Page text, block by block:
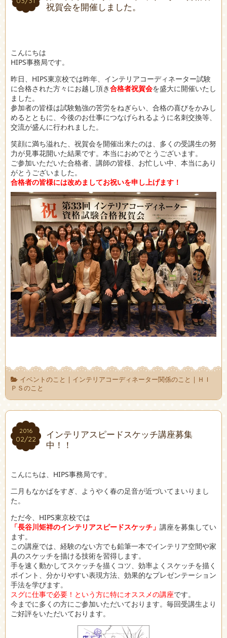
祝賀会を開催しました。
こんにちは
HIPS事務局です。
昨日、HIPS東京校では昨年、インテリアコーディネーター試験
に合格された方々にお越し頂き合格者祝賀会を盛大に開催いたし
ました。
参加者の皆様は試験勉強の苦労をねぎらい、合格の喜びをかみし
めるとともに、今後のお仕事につなげられるように名刺交換等、
交流が盛んに行われました。
笑顔に満ち溢れた、祝賀会を開催出来たのは、多くの受講生の努
力が見事花開いた結果です。本当におめでとうございます。
ご参加いただいた合格者、講師の皆様、お忙しい中、本当にあり
がとうございました。
合格者の皆様には改めましてお祝いを申し上げます！
イベントのこと | インテリアコーディネーター関係のこと | ＨＩ
ＰＳのこと
2016
02/22
2016
02/22
インテリアスピードスケッチ講座募集
中！！
こんにちは、HIPS事務局です。
二月もなかばをすぎ、ようやく春の足音が近づいてまいりまし
た。
ただ今、HIPS東京校では
「長谷川矩祥のインテリアスピードスケッチ」 講座を募集してい
ます。
この講座では、経験のない方でも鉛筆一本でインテリア空間や家
具のスケッチを描ける技術を習得します。
手を速く動かしてスケッチを描くコツ、効率よくスケッチを描く
ポイント、分かりやすい表現方法、効果的なプレゼンテーション
手法を学びます。
スグに仕事で必要！という方に特にオススメの講座です。
今までに多くの方にご参加いただいております。毎回受講生より
ご好評をいただいております。